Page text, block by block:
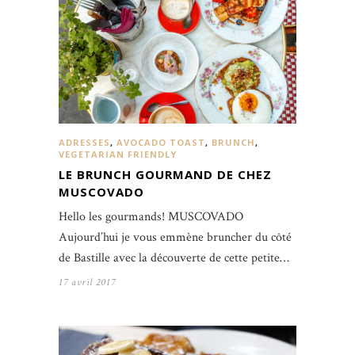
ADRESSES, AVOCADO TOAST, BRUNCH,
VEGETARIAN FRIENDLY
LE BRUNCH GOURMAND DE CHEZ
MUSCOVADO
Hello les gourmands! MUSCOVADO
Aujourd’hui je vous emmène bruncher du côté
de Bastille avec la découverte de cette petite…
17 avril 2017